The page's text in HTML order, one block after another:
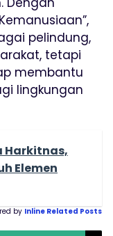
pelindung,
tetapi
membantu
lingkungan
Harkitnas,
Elemen
by Inline Related Posts